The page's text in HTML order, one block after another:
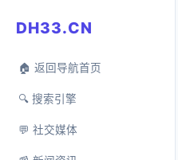
DH33.CN
🏠 返回导航首页
🔍 搜索引擎
💬 社交媒体